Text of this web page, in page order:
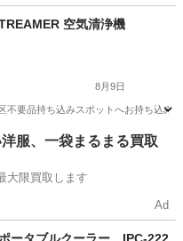
空気清浄機
8月9日
品持ち込みスポットへお持ち込みし
ポット服、一袋まるまる買取
大限買取します
Ad